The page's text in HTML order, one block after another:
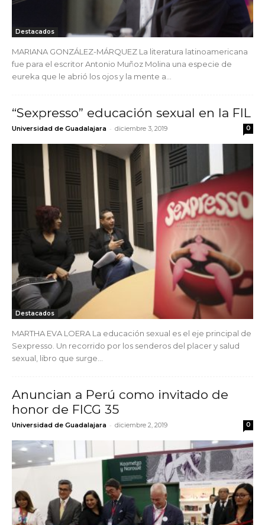
Destacados
MARIANA GONZÁLEZ-MÁRQUEZ La literatura latinoamericana
fue para el escritor Antonio Muñoz Molina una especie de
eureka que le abrió los ojos y la mente a...
“Sexpresso” educación sexual en la FIL
Universidad de Guadalajara - diciembre 3, 2019 0
Destacados
MARTHA EVA LOERA La educación sexual es el eje principal de
Sexpresso. Un recorrido por los senderos del placer y salud
sexual, libro que surge...
Anuncian a Perú como invitado de
honor de FICG 35
Universidad de Guadalajara - diciembre 2, 2019 0